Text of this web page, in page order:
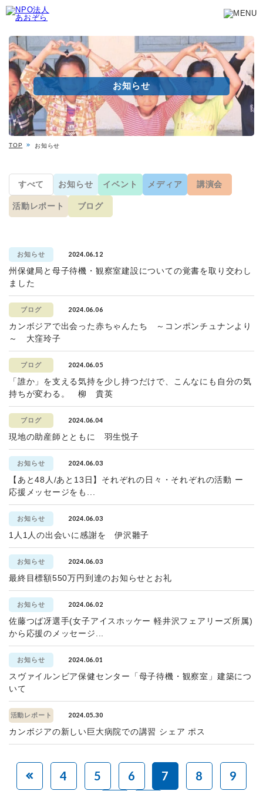
お知らせ
TOP お知らせ
すべて お知らせ イベント メディア 講演会
活動レポート ブログ
お知らせ 2024.06.12
州保健局と母子待機・観察室建設についての覚書を取り交わし
ました
ブログ 2024.06.06
カンボジアで出会った赤ちゃんたち ～コンポンチュナンより
～ 大窪玲子
ブログ 2024.06.05
「誰か」を支える気持を少し持つだけで、こんなにも自分の気
持ちが変わる。 柳 貴英
ブログ 2024.06.04
現地の助産師とともに 羽生悦子
お知らせ 2024.06.03
【あと48人/あと13日】それぞれの日々・それぞれの活動 ー
応援メッセージをも...
お知らせ 2024.06.03
1人1人の出会いに感謝を 伊沢雛子
お知らせ 2024.06.03
最終目標額550万円到達のお知らせとお礼
お知らせ 2024.06.02
佐藤つば冴選手(女子アイスホッケー 軽井沢フェアリーズ所属)
から応援のメッセージ...
お知らせ 2024.06.01
スヴァイルンビア保健センター「母子待機・観察室」建築につ
いて
活動レポート 2024.05.30
カンボジアの新しい巨大病院での講習 シェア ポス
4 5 6 7 8
9